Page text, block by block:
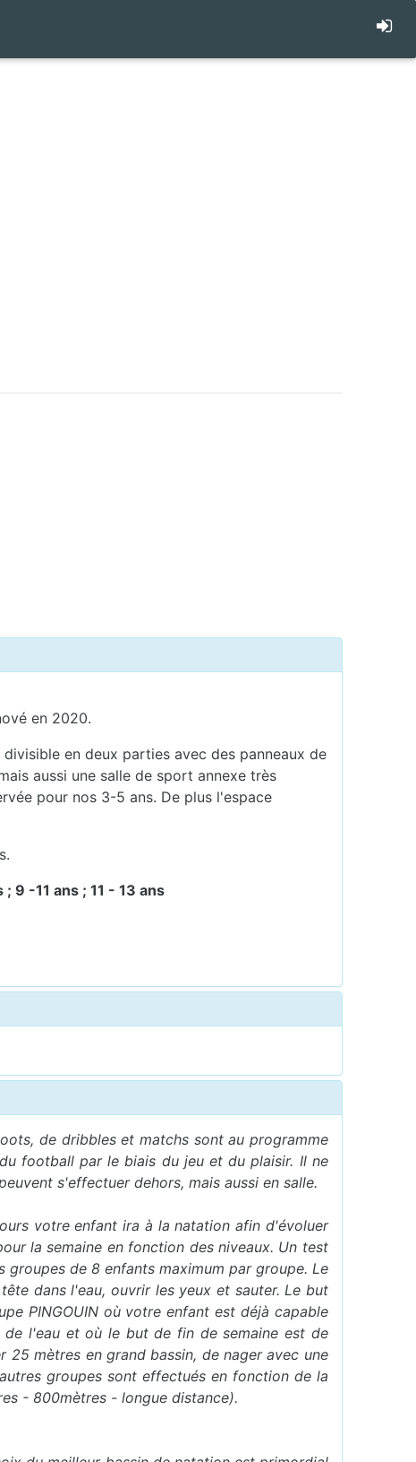
en 2020.
en deux parties avec des panneaux de
aussi une salle de sport annexe très
pour nos 3-5 ans. De plus l'espace
9 -11 ans ; 11 - 13 ans
de dribbles et matchs sont au programme
football par le biais du jeu et du plaisir. Il ne
s'effectuer dehors, mais aussi en salle.
votre enfant ira à la natation afin d'évoluer
la semaine en fonction des niveaux. Un test
de 8 enfants maximum par groupe. Le
dans l'eau, ouvrir les yeux et sauter. Le but
PINGOUIN où votre enfant est déjà capable
l'eau et où le but de fin de semaine est de
mètres en grand bassin, de nager avec une
groupes sont effectués en fonction de la
- 800mètres - longue distance).